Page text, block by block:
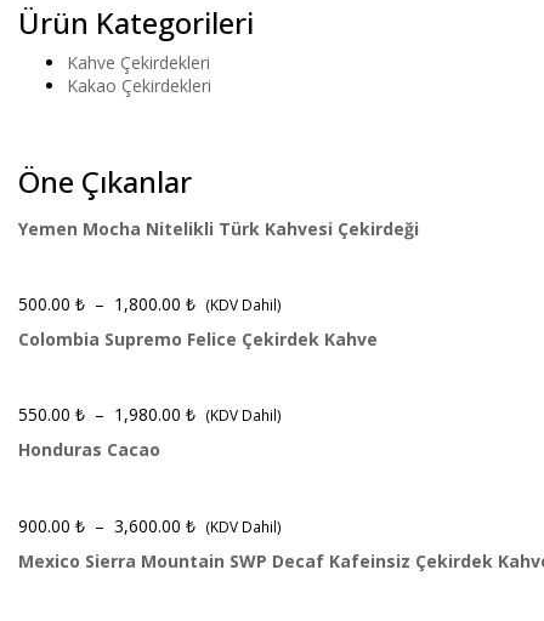
Ürün Kategorileri
Kahve Çekirdekleri
Kakao Çekirdekleri
Öne Çıkanlar
Yemen Mocha Nitelikli Türk Kahvesi Çekirdeği
500.00 ₺ – 1,800.00 ₺ (KDV Dahil)
Colombia Supremo Felice Çekirdek Kahve
550.00 ₺ – 1,980.00 ₺ (KDV Dahil)
Honduras Cacao
900.00 ₺ – 3,600.00 ₺ (KDV Dahil)
Mexico Sierra Mountain SWP Decaf Kafeinsiz Çekirdek